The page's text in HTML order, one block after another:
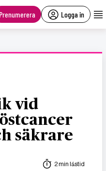
Prenumerera Logga in
vid
säkrare
2 min lästid